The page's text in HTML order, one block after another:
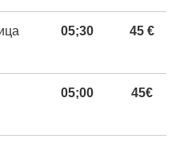
05;30 45 €
05;00 45€